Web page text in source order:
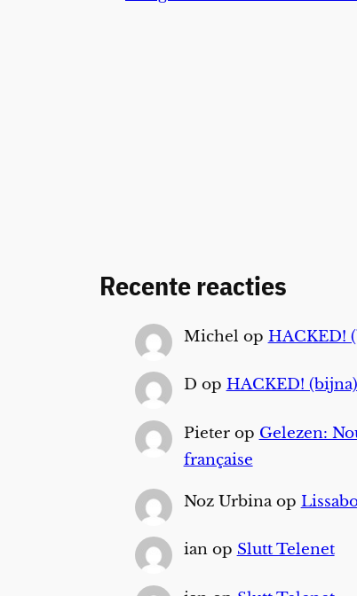
Recente reacties
Michel op HACKED!
D op HACKED! (bijna)
Pieterop Gelezen:
française
Noz Urbinaop
ianop Slutt Telenet